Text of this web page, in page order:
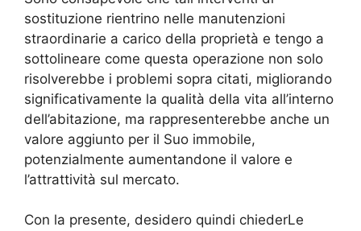
sostituzione rientrino nelle manutenzioni
straordinarie a carico della proprietà e tengo a
sottolineare come questa operazione non solo
risolverebbe i problemi sopra citati, migliorando
significativamente la qualità della vita all’interno
dell’abitazione, ma rappresenterebbe anche un
valore aggiunto per il Suo immobile,
potenzialmente aumentandone il valore e
l’attrattività sul mercato.
Con la presente, desidero quindi chiederLe